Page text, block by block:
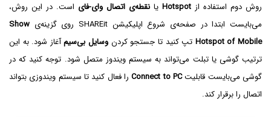
روش دوم استفاده از Hotspot یا نقطه‌ی اتصال وای-فای است. در این روش،
می‌بایست ابتدا در صفحه‌ی شروع اپلیکیشن SHAREit روی گزینه‌ی
Show
Hotspot of Mobile تپ کنید تا جستجو کردن وسایل بی‌سیمآغاز شود. به این
ترتیب گوشی یا تبلت می‌تواند به سیستم ویندوز متصل شود. توجه کنید که در
گوشی می‌بایست قابلیتConnect to PCرا فعال کنید تا سیستم ویندوزی بتواند
اتصال را برقرار کند.